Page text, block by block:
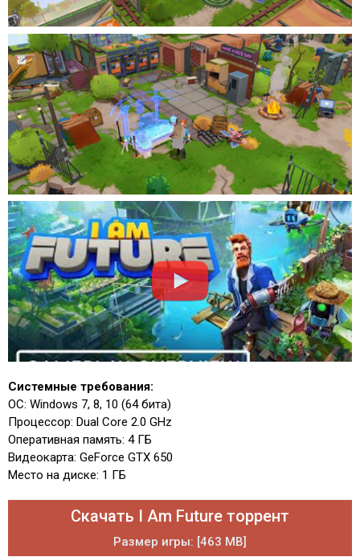
Системные требования:
ОС: Windows 7, 8, 10 (64 бита)
Процессор: Dual Core 2.0 GHz
Оперативная память: 4 ГБ
Видеокарта: GeForce GTX 650
Место на диске: 1 ГБ
Скачать I Am Future торрент
Размер игры: [463 MB]